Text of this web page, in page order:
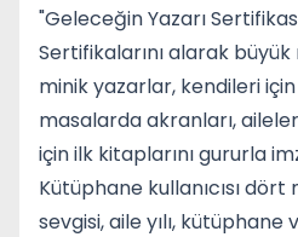
"Geleceğin Yazarı
Sertifikalarını alarak
minik yazarlar, kendileri
masalarda akranları,
için ilk kitaplarını gururla
Kütüphane kullanıcısı
sevgisi, aile yılı,